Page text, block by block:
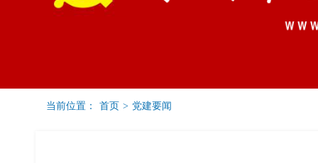
党建要闻 通知公告
当前位置： 首页 > 党建要闻